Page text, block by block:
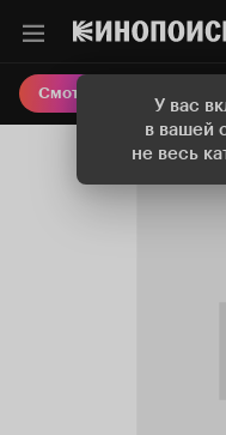
У вас
в вашей
не весь
Смотреть кино